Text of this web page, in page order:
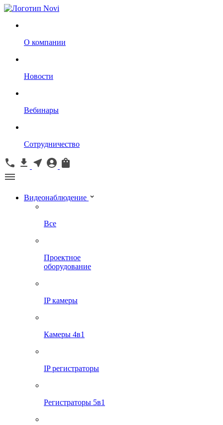
О компании
Новости
Вебинары
Сотрудничество
Видеонаблюдение
Все
Проектное
оборудование
IP камеры
Камеры 4в1
IP регистраторы
Регистраторы 5в1